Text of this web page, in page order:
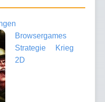
Browsergames
Strategie
Krieg
2D